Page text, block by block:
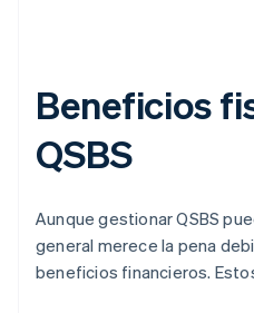
Beneficios
QSBS
Aunque gestionar QSBS
general merece la pena
beneficios financieros.